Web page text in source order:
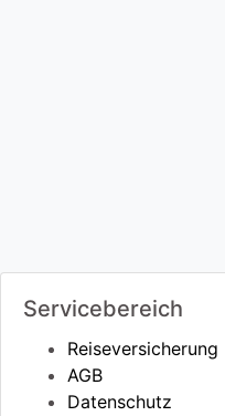
Servicebereich
Reiseversicherung
AGB
Datenschutz